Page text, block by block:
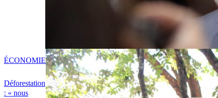
Déforestation
: « nous
ÉCONOMIE